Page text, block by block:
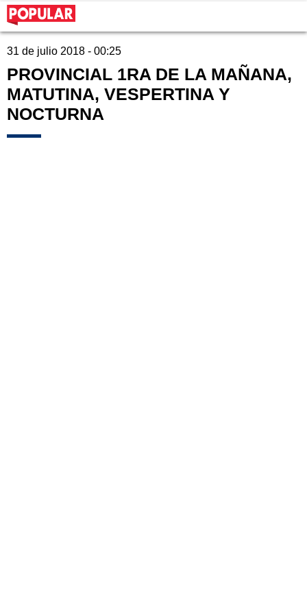
31 de julio 2018 - 00:25
PROVINCIAL 1RA DE LA MAÑANA,
MATUTINA, VESPERTINA Y
NOCTURNA